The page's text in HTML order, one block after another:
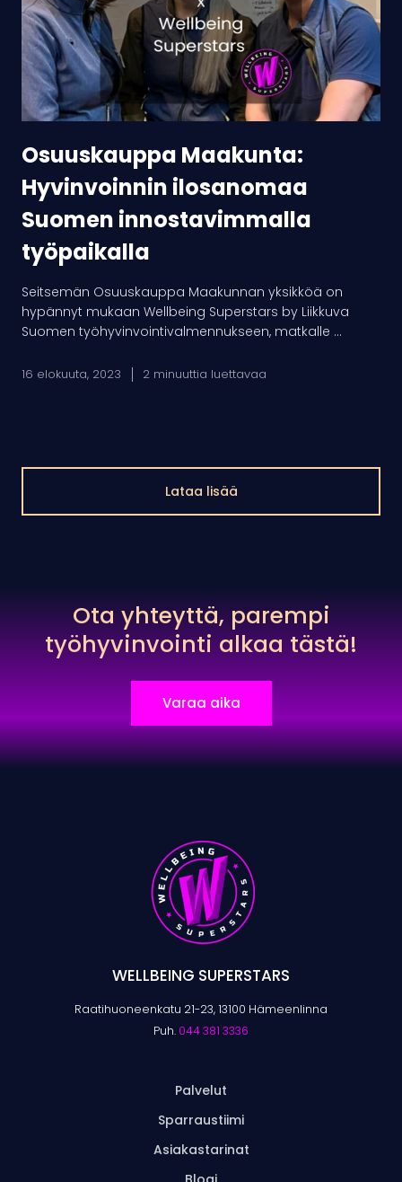
Suomen
innostavimmalla
työpaikalla
Osuuskauppa Maakunta:
Hyvinvoinnin ilosanomaa
Suomen innostavimmalla
työpaikalla
Seitsemän Osuuskauppa Maakunnan yksikköä on
hypännyt mukaan Wellbeing Superstars by Liikkuva
Suomen työhyvinvointivalmennukseen, matkalle ...
16 elokuuta, 2023 2 minuuttia luettavaa
Lataa lisää
Ota yhteyttä, parempi
työhyvinvointi alkaa tästä!
Varaa aika
WELLBEING SUPERSTARS
Raatihuoneenkatu 21-23, 13100 Hämeenlinna
Puh. 044 381 3336
Palvelut
Sparraustiimi
Asiakastarinat